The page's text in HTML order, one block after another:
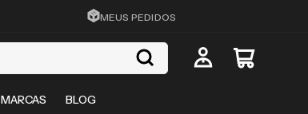
FRETE GRÁTIS EM TODO O SITE
MEUS PEDIDOS
MARCAS BLOG